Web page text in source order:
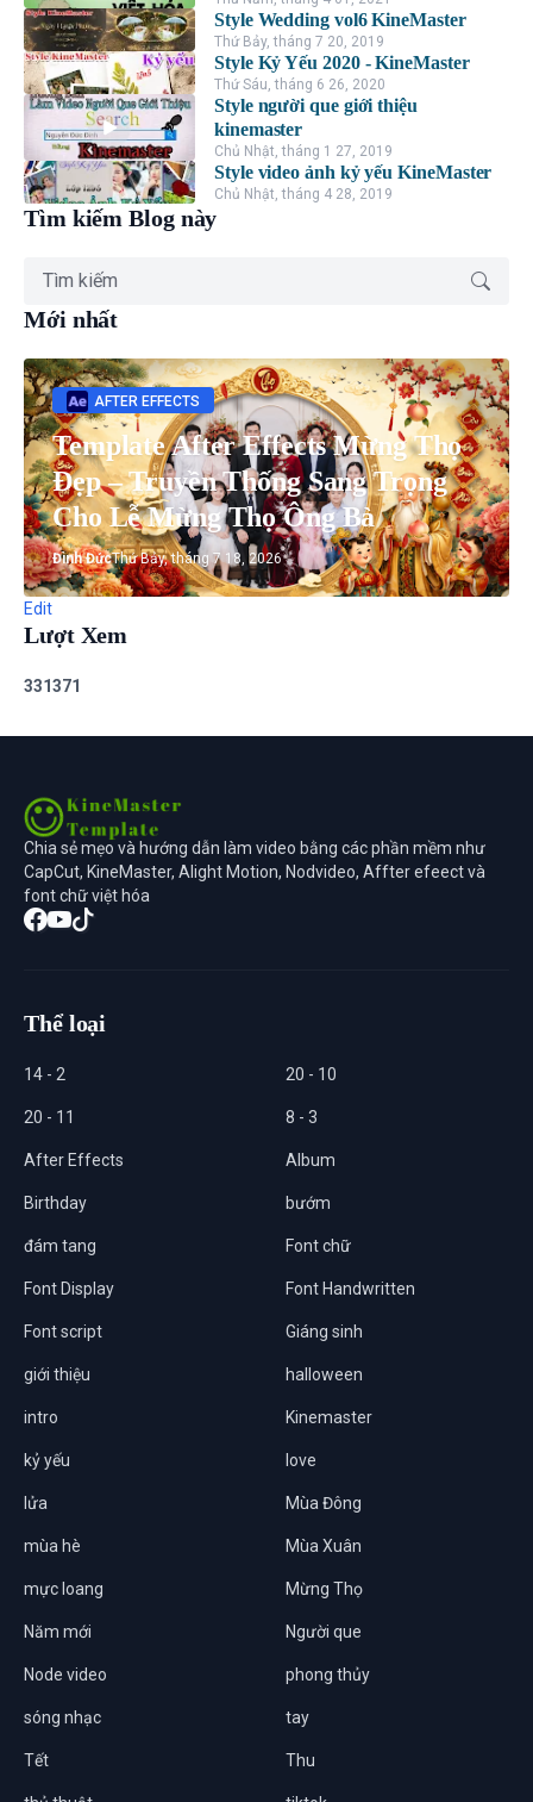
Style Wedding vol6 KineMaster
Thứ Bảy, tháng 7 20, 2019
Style Kỷ Yếu 2020 - KineMaster
Thứ Sáu, tháng 6 26, 2020
Style người que giới thiệu
kinemaster
Chủ Nhật, tháng 1 27, 2019
Style video ảnh kỷ yếu KineMaster
Chủ Nhật, tháng 4 28, 2019
Tìm kiếm Blog này
Mới nhất
AFTER EFFECTS
Template After Effects Mừng Thọ
Đẹp – Truyền Thống Sang Trọng
Cho Lễ Mừng Thọ Ông Bà
Đình ĐứcThứ Bảy, tháng 7 18, 2026
Edit
Lượt Xem
331371
Chia sẻ mẹo và hướng dẫn làm video bằng các phần mềm như
CapCut, KineMaster, Alight Motion, Nodvideo, Affter efeect và
font chữ việt hóa
Thể loại
14 - 2 20 - 10
20 - 11 8 - 3
After Effects Album
Birthday bướm
đám tang Font chữ
Font Display Font Handwritten
Font script Giáng sinh
giới thiệu halloween
intro Kinemaster
kỷ yếu love
lửa Mùa Đông
mùa hè Mùa Xuân
mực loang Mừng Thọ
Năm mới Người que
Node video phong thủy
sóng nhạc tay
Tết Thu